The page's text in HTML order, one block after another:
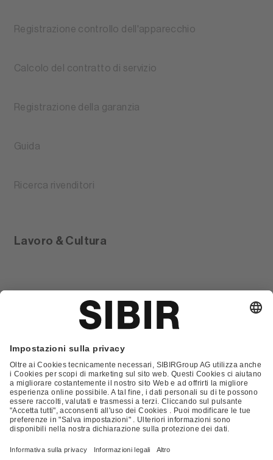
Registrazione controllo dell'apparecchio
Calcolo del contratto di servizio
Registrazione della garanzia
Guida
Ricerca rivenditori
Lavoro & Cultura
Contatto
FAQ
Condizioni Generali di Contratto